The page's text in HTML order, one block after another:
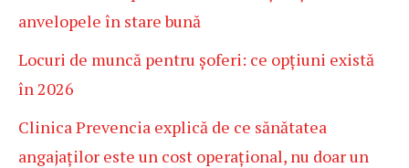
anvelopele în stare bună
Locuri de muncă pentru șoferi: ce opțiuni există
în 2026
Clinica Prevencia explică de ce sănătatea
angajaților este un cost operațional, nu doar un